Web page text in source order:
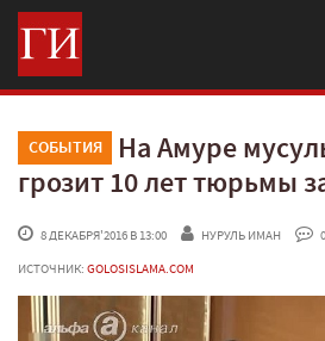
СОБЫТИЯ
На Амуре
грозит 10 лет тюрьмы
8 ДЕКАБРЯ'2016 В 13:00 НУРУЛЬ ИМАН
0
ИСТОЧНИК: GOLOSISLAMA.COM